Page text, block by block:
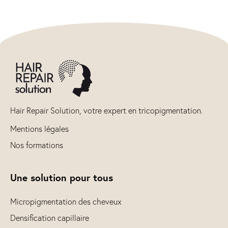
Hair Repair Solution, votre expert en tricopigmentation.
Mentions légales
Nos formations
Une solution pour tous
Micropigmentation des cheveux
Densification capillaire